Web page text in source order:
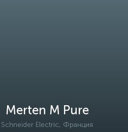
Merten M Pure
Schneider Electric, Франция